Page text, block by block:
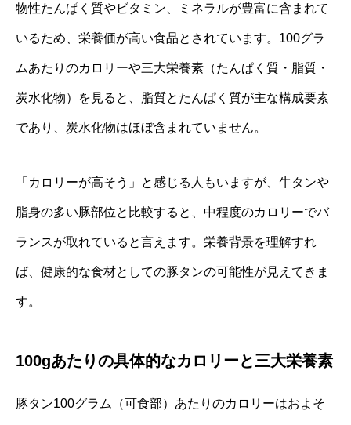
物性たんぱく質やビタミン、ミネラルが豊富に含まれて
いるため、栄養価が高い食品とされています。100グラ
ムあたりのカロリーや三大栄養素（たんぱく質・脂質・
炭水化物）を見ると、脂質とたんぱく質が主な構成要素
であり、炭水化物はほぼ含まれていません。
「カロリーが高そう」と感じる人もいますが、牛タンや
脂身の多い豚部位と比較すると、中程度のカロリーでバ
ランスが取れていると言えます。栄養背景を理解すれ
ば、健康的な食材としての豚タンの可能性が見えてきま
す。
100gあたりの具体的なカロリーと三大栄養素
豚タン100グラム（可食部）あたりのカロリーはおよそ